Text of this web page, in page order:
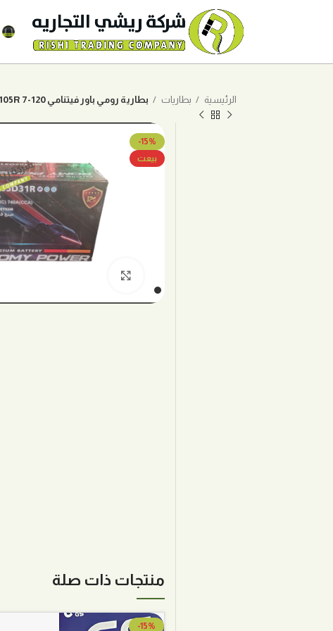
الرئيسية بطاريات بطارية رومي باور فيتنامي 120-7 105R
-15%
بيعت
منتجات ذات صلة
-15%